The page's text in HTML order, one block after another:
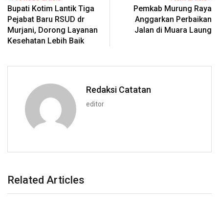
Bupati Kotim Lantik Tiga
Pejabat Baru RSUD dr
Murjani, Dorong Layanan
Kesehatan Lebih Baik
Pemkab Murung Raya
Anggarkan Perbaikan
Jalan di Muara Laung
Redaksi Catatan
editor
Related Articles